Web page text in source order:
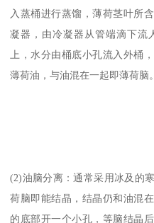
入蒸桶进行蒸馏，薄荷茎叶所
凝器，由冷凝器从管端滴下流
上，水分由桶底小孔流入外桶
薄荷油，与油混在一起即薄荷脑。
(2)油脑分离：通常采用冰及的
荷脑即能结晶，结晶仍和油混
的底部开一个小孔，等脑结晶